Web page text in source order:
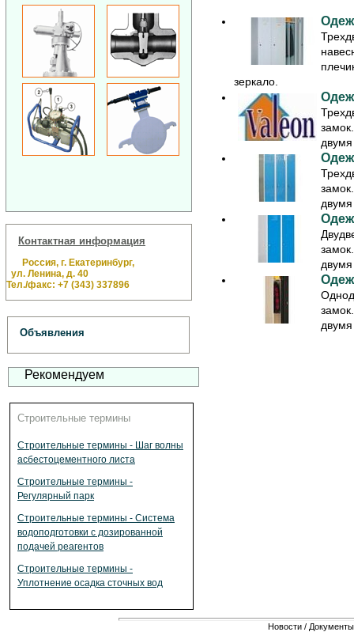
Контактная информация
Россия, г. Екатеринбург,
ул. Ленина, д. 40
Тел./факс: +7 (343) 337896
Объявления
Рекомендуем
Строительные термины
Строительные термины - Шаг волны
асбестоцементного листа
Строительные термины -
Регулярный парк
Строительные термины - Система
водоподготовки с дозированной
подачей реагентов
Строительные термины -
Уплотнение осадка сточных вод
зеркало.
Новости / Документы